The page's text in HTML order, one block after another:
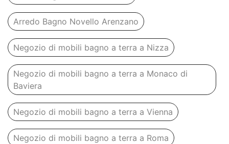
Arredo Bagno Novello Arenzano
Negozio di mobili bagno a terra a Nizza
Negozio di mobili bagno a terra a Monaco di
Baviera
Negozio di mobili bagno a terra a Vienna
Negozio di mobili bagno a terra a Roma